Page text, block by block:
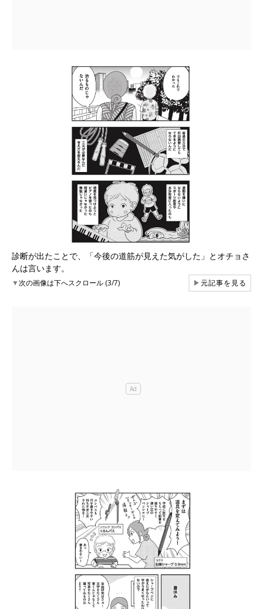
診断が出たことで、「今後の道筋が見えた気がした」とオチョさ
んは言います。
▼次の画像は下へスクロール (3/7) ▶元記事を見る